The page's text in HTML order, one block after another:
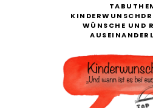
WÜNSCHE UND